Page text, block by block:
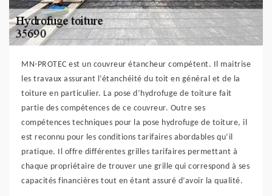
MN-PROTEC est un couvreur étancheur compétent. Il maitrise
les travaux assurant l’étanchéité du toit en général et de la
toiture en particulier. La pose d’hydrofuge de toiture fait
partie des compétences de ce couvreur. Outre ses
compétences techniques pour la pose hydrofuge de toiture, il
est reconnu pour les conditions tarifaires abordables qu’il
pratique. Il offre différentes grilles tarifaires permettant à
chaque propriétaire de trouver une grille qui correspond à ses
capacités financières tout en étant assuré d’avoir la qualité.